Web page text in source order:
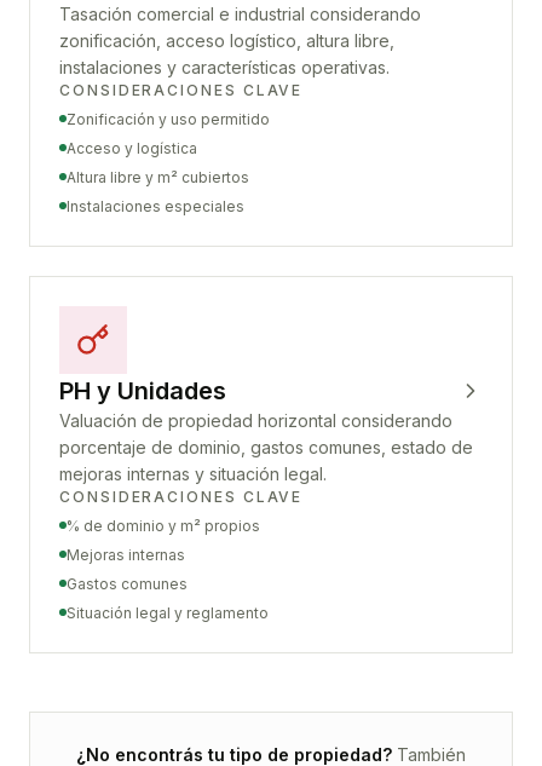
Tasación comercial e industrial considerando
zonificación, acceso logístico, altura libre,
instalaciones y características operativas.
CONSIDERACIONES CLAVE
Zonificación y uso permitido
Acceso y logística
Altura libre y m² cubiertos
Instalaciones especiales
PH y Unidades
Valuación de propiedad horizontal considerando
porcentaje de dominio, gastos comunes, estado de
mejoras internas y situación legal.
CONSIDERACIONES CLAVE
% de dominio y m² propios
Mejoras internas
Gastos comunes
Situación legal y reglamento
¿No encontrás tu tipo de propiedad? También